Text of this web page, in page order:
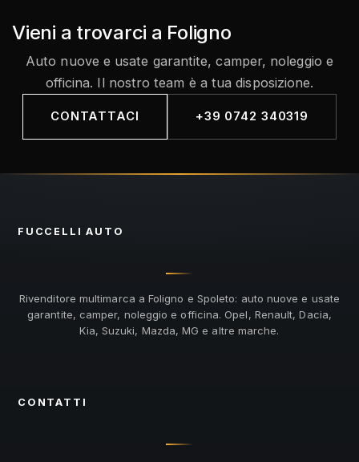
Vieni a trovarci a Foligno
Auto nuove e usate garantite, camper, noleggio e
officina. Il nostro team è a tua disposizione.
CONTATTACI +39 0742 340319
FUCCELLI AUTO
Rivenditore multimarca a Foligno e Spoleto: auto nuove e usate
garantite, camper, noleggio e officina. Opel, Renault, Dacia,
Kia, Suzuki, Mazda, MG e altre marche.
CONTATTI